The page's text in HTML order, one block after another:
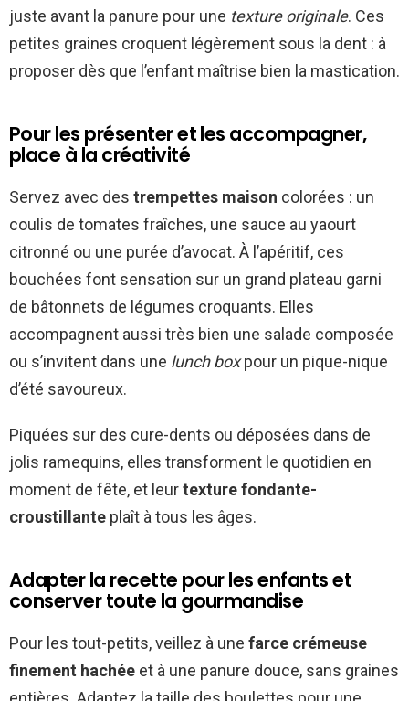
juste avant la panure pour une texture originale. Ces
petites graines croquent légèrement sous la dent : à
proposer dès que l’enfant maîtrise bien la mastication.
Pour les présenter et les accompagner,
place à la créativité
Servez avec des trempettes maison colorées : un
coulis de tomates fraîches, une sauce au yaourt
citronné ou une purée d’avocat. À l’apéritif, ces
bouchées font sensation sur un grand plateau garni
de bâtonnets de légumes croquants. Elles
accompagnent aussi très bien une salade composée
ou s’invitent dans une lunch boxpour un pique-nique
d’été savoureux.
Piquées sur des cure-dents ou déposées dans de
jolis ramequins, elles transforment le quotidien en
moment de fête, et leurtexture fondante-
croustillante plaît à tous les âges.
Adapter la recette pour les enfants et
conserver toute la gourmandise
Pour les tout-petits, veillez à une farce crémeuse
finement hachée et à une panure douce, sans graines